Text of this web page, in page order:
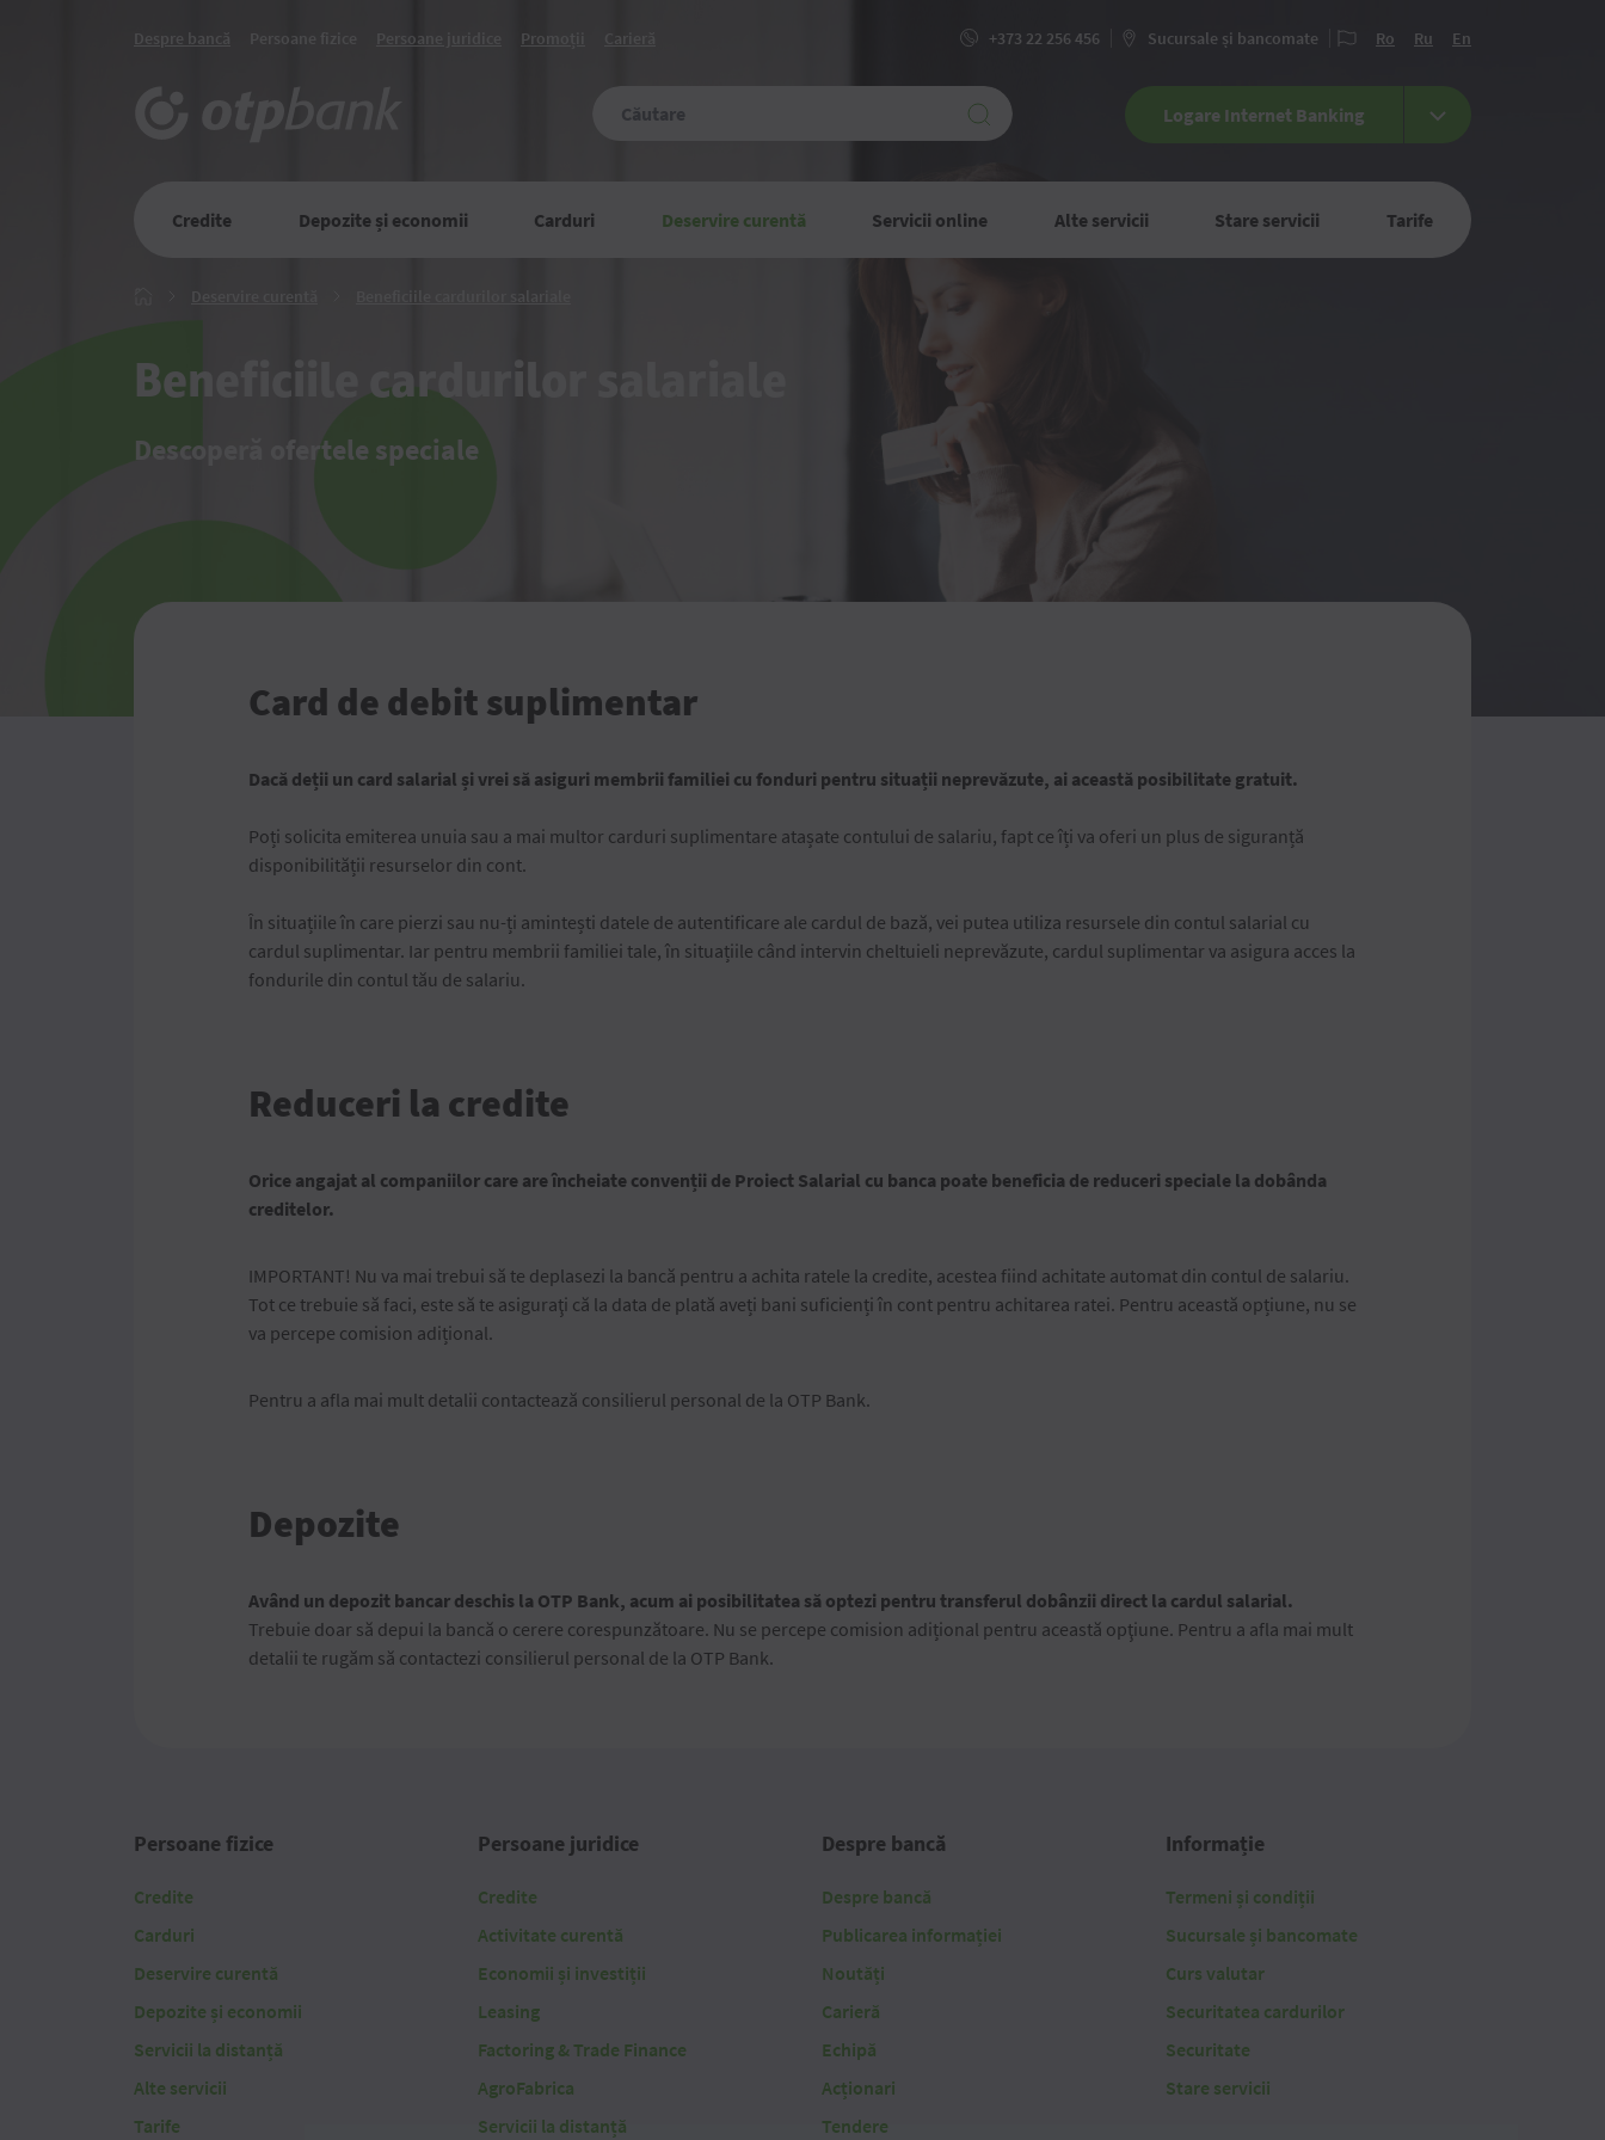
Despre bancă Persoane fizice Persoane juridice Promoții Carieră +373 22 256 456 Sucursale și bancomate Ro Ru En
Logare Internet Banking
Credite Depozite și economii Carduri Deservire curentă Servicii online Alte servicii Stare servicii Tarife
Deservire curentă Beneficiile cardurilor salariale
Beneficiile cardurilor salariale
Descoperă ofertele speciale
Card de debit suplimentar
Dacă deții un card salarial și vrei să asiguri membrii familiei cu fonduri pentru situații neprevăzute, ai această posibilitate gratuit.
Poți solicita emiterea unuia sau a mai multor carduri suplimentare atașate contului de salariu, fapt ce îți va oferi un plus de siguranță
disponibilității resurselor din cont.
În situațiile în care pierzi sau nu-ți amintești datele de autentificare ale cardul de bază, vei putea utiliza resursele din contul salarial cu
cardul suplimentar. Iar pentru membrii familiei tale, în situațiile când intervin cheltuieli neprevăzute, cardul suplimentar va asigura acces la
fondurile din contul tău de salariu.
Reduceri la credite
Orice angajat al companiilor care are încheiate convenții de Proiect Salarial cu banca poate beneficia de reduceri speciale la dobânda
creditelor.
IMPORTANT! Nu va mai trebui să te deplasezi la bancă pentru a achita ratele la credite, acestea fiind achitate automat din contul de salariu.
Tot ce trebuie să faci, este să te asiguraţi că la data de plată aveți bani suficienți în cont pentru achitarea ratei. Pentru această opțiune, nu se
va percepe comision adițional.
Pentru a afla mai mult detalii contactează consilierul personal de la OTP Bank.
Depozite
Având un depozit bancar deschis la OTP Bank, acum ai posibilitatea să optezi pentru transferul dobânzii direct la cardul salarial.
Trebuie doar să depui la bancă o cerere corespunzătoare. Nu se percepe comision adițional pentru această opţiune. Pentru a afla mai mult
detalii te rugăm să contactezi consilierul personal de la OTP Bank.
Persoane fizice
Credite
Carduri
Deservire curentă
Depozite și economii
Servicii la distanță
Alte servicii
Tarife
Persoane juridice
Credite
Activitate curentă
Economii și investiții
Leasing
Factoring & Trade Finance
AgroFabrica
Servicii la distanță
Despre bancă
Despre bancă
Publicarea informației
Noutăți
Carieră
Echipă
Acționari
Tendere
Informație
Termeni și condiții
Sucursale și bancomate
Curs valutar
Securitatea cardurilor
Securitate
Stare servicii